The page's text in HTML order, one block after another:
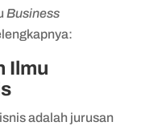
Business
Ilmu
adalah jurusan